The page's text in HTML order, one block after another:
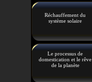
Réchauffement du
système solaire
Le processus de
domestication et le rêve
de la planète